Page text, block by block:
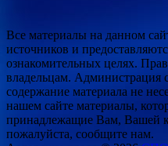
Все материалы на данном
источников и
ознакомительных целях.
владельцам. Администрация
содержание материала не
нашем сайте материалы,
принадлежащие Вам, Вашей
пожалуйста, сообщите нам.